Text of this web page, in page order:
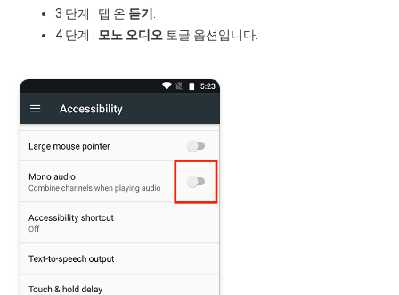
3 단계 : 탭 온 듣기
4 단계 : 모노 오디오 토글 옵션입니다.